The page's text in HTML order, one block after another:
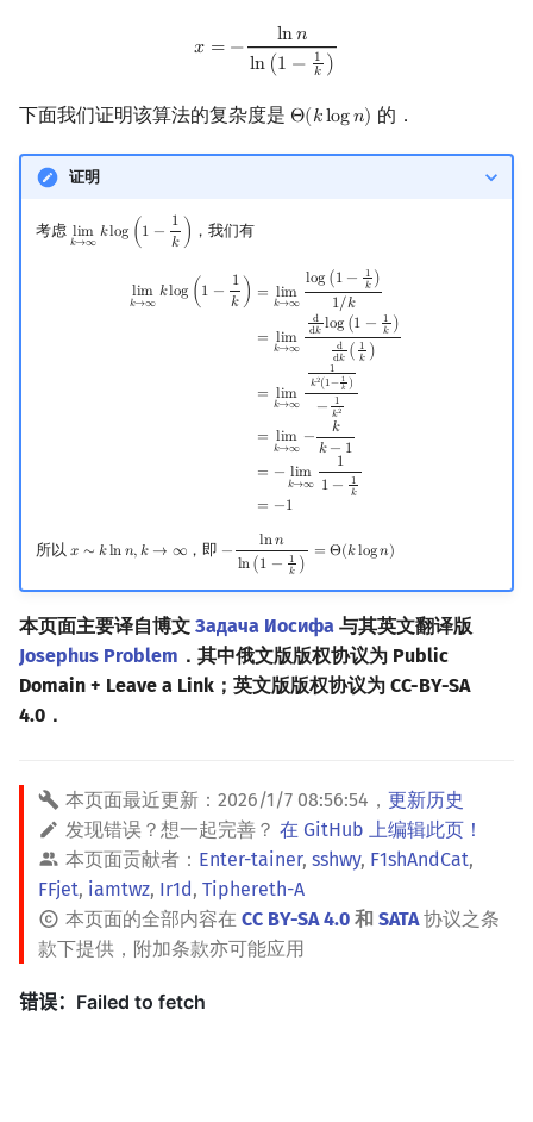
𝑥 = − ln𝑛
ln (1 − 1
𝑘 )
ln(1−1
下面我们证明该算法的复杂度是 Θ(𝑘log𝑛)
Θ(klogn) 的．
证明
考虑 lim
𝑘→∞ 𝑘log ( 1 − 1
𝑘 )
limk→∞klog(1 −1 k ，我们有
lim
𝑘→∞ 𝑘log ( 1 − 1
𝑘 ) = lim
𝑘→∞
log (1 − 1
𝑘 )
1/𝑘
= lim
𝑘→∞
d
d𝑘log (1 − 1
𝑘 )
d
d𝑘 ( 1
𝑘 )
= lim
𝑘→∞
1
𝑘2(1− 1
𝑘 )
− 1
𝑘2
= lim
𝑘→∞ −
𝑘
𝑘− 1
= − lim
𝑘→∞
1
1 − 1
𝑘
= −1
k→ log k=limk→ ∞d
所以 𝑥 ∼ 𝑘ln𝑛,𝑘 → ∞
x∼k lnn, k→∞ ，即 − ln𝑛
ln(1 − 1
𝑘 )
= Θ(𝑘log𝑛)
−lnnln(1−1k)= Θ( klogn)
本页面主要译自博文 Задача Иосифа 与其英文翻译版
Josephus Problem ．其中俄文版版权协议为 Public
Domain + Leave a Link；英文版版权协议为 CC-BY-SA
4.0．
本页面最近更新： 2026/1/7 08:56:54 ， 更新历史
发现错误？想一起完善？ 在 GitHub 上编辑此页！
本页面贡献者： Enter-tainer, sshwy, F1shAndCat,
FFjet, iamtwz, Ir1d, Tiphereth-A
本页面的全部内容在 CC BY-SA 4.0 和 SATA协议之条
款下提供，附加条款亦可能应用